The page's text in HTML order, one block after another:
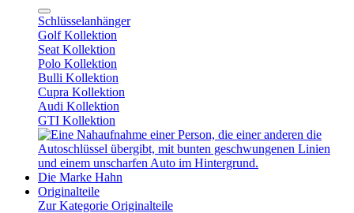
Schlüsselanhänger
Golf Kollektion
Seat Kollektion
Polo Kollektion
Bulli Kollektion
Cupra Kollektion
Audi Kollektion
GTI Kollektion
Die Marke Hahn
Originalteile
Zur Kategorie Originalteile